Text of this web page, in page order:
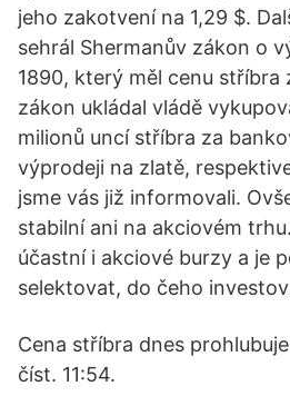
jeho zakotvení na 1,29 $.
sehrál Shermanův zákon o
1890, který měl cenu stříbra
zákon ukládal vládě
milionů uncí stříbra za
výprodeji na zlatě,
jsme vás již informovali.
stabilní ani na akciovém
účastní i akciové burzy a je
selektovat, do čeho
Cena stříbra dnes
číst. 11:54.